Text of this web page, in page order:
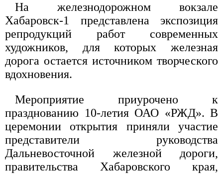
На железнодорожном вокзале
Хабаровск-1 представлена экспозиция
репродукций работ современных
художников, для которых железная
дорога остается источником творческого
вдохновения.
Мероприятие приурочено к
празднованию 10-летия ОАО «РЖД». В
церемонии открытия приняли участие
представители руководства
Дальневосточной железной дороги,
правительства Хабаровского края,